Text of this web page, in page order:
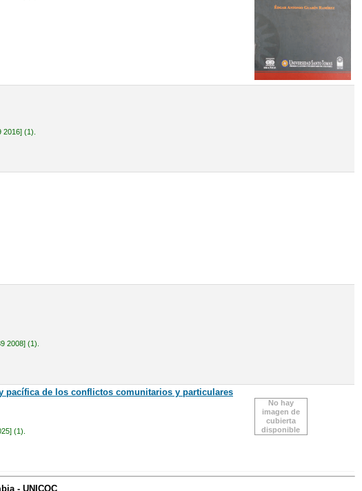
(1).
2008] (1).
pacífica de los conflictos comunitarios y particulares
(1).
No hay
imagen de
cubierta
disponible
- UNICOC